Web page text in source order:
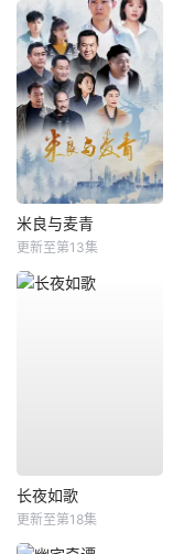
米良与麦青
更新至第13集
长夜如歌
更新至第18集